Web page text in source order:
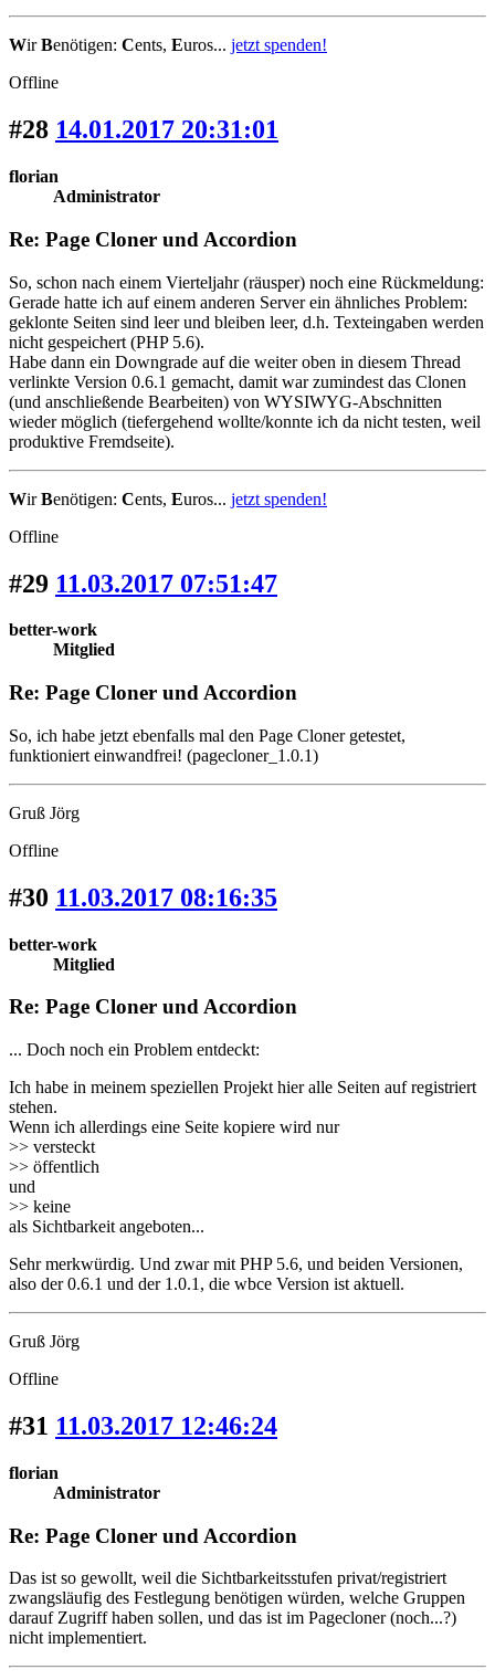
WirBenötigen: Cents, Euros... jetzt spenden!
Offline
#28 14.01.2017 20:31:01
florian
Administrator
Re: Page Cloner und Accordion
So, schon nach einem Vierteljahr (räusper) noch eine Rückmeldung:
Gerade hatte ich auf einem anderen Server ein ähnliches Problem:
geklonte Seiten sind leer und bleiben leer, d.h. Texteingaben werden
nicht gespeichert (PHP 5.6).
Habe dann ein Downgrade auf die weiter oben in diesem Thread
verlinkte Version 0.6.1 gemacht, damit war zumindest das Clonen
(und anschließende Bearbeiten) von WYSIWYG-Abschnitten
wieder möglich (tiefergehend wollte/konnte ich da nicht testen, weil
produktive Fremdseite).
WirBenötigen: Cents, Euros... jetzt spenden!
Offline
#29 11.03.2017 07:51:47
better-work
Mitglied
Re: Page Cloner und Accordion
So, ich habe jetzt ebenfalls mal den Page Cloner getestet,
funktioniert einwandfrei! (pagecloner_1.0.1)
Gruß Jörg
Offline
#30 11.03.2017 08:16:35
better-work
Mitglied
Re: Page Cloner und Accordion
... Doch noch ein Problem entdeckt:
Ich habe in meinem speziellen Projekt hier alle Seiten auf registriert
stehen.
Wenn ich allerdings eine Seite kopiere wird nur
>> versteckt
>> öffentlich
und
>> keine
als Sichtbarkeit angeboten...
Sehr merkwürdig. Und zwar mit PHP 5.6, und beiden Versionen,
also der 0.6.1 und der 1.0.1, die wbce Version ist aktuell.
Gruß Jörg
Offline
#31 11.03.2017 12:46:24
florian
Administrator
Re: Page Cloner und Accordion
Das ist so gewollt, weil die Sichtbarkeitsstufen privat/registriert
zwangsläufig des Festlegung benötigen würden, welche Gruppen
darauf Zugriff haben sollen, und das ist im Pagecloner (noch...?)
nicht implementiert.